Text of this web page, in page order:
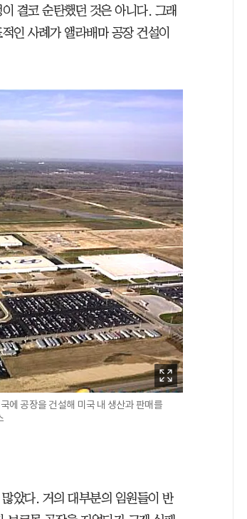
결코 순탄했던 것은 아니다. 그래
인 사례가 앨라배마 공장 건설이
에 공장을 건설해 미국 내 생산과 판매를
았다. 거의 대부분의 임원들이 반